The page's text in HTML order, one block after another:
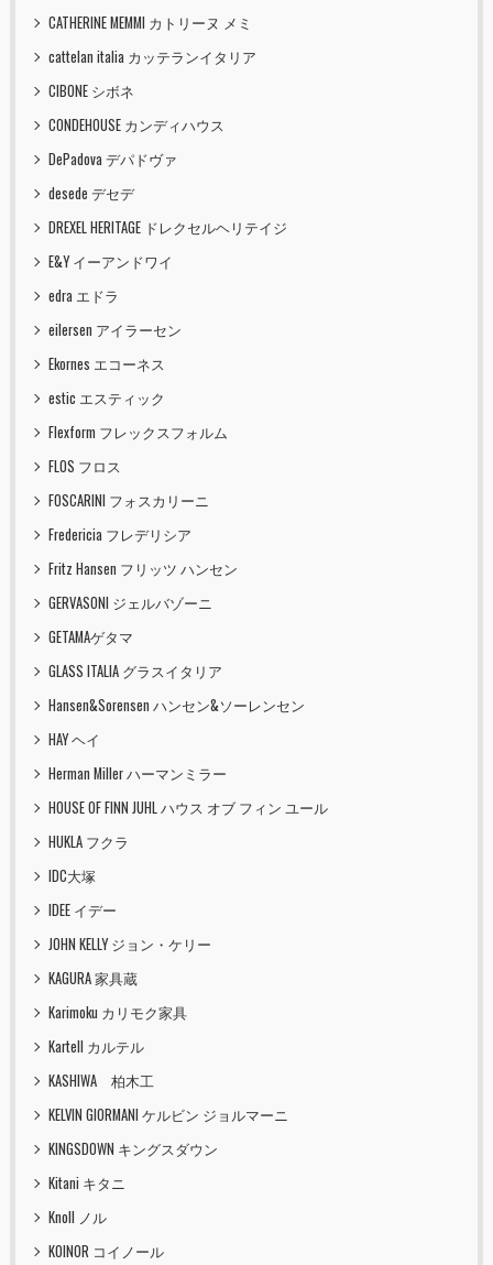
CATHERINE MEMMI カトリーヌ メミ
cattelan italia カッテランイタリア
CIBONE シボネ
CONDEHOUSE カンディハウス
DePadova デパドヴァ
desede デセデ
DREXEL HERITAGE ドレクセルヘリテイジ
E&Y イーアンドワイ
edra エドラ
eilersen アイラーセン
Ekornes エコーネス
estic エスティック
Flexform フレックスフォルム
FLOS フロス
FOSCARINI フォスカリーニ
Fredericia フレデリシア
Fritz Hansen フリッツ ハンセン
GERVASONI ジェルバゾーニ
GETAMAゲタマ
GLASS ITALIA グラスイタリア
Hansen&Sorensen ハンセン&ソーレンセン
HAY ヘイ
Herman Miller ハーマンミラー
HOUSE OF FINN JUHL ハウス オブ フィン ユール
HUKLA フクラ
IDC大塚
IDEE イデー
JOHN KELLY ジョン・ケリー
KAGURA 家具蔵
Karimoku カリモク家具
Kartell カルテル
KASHIWA 柏木工
KELVIN GIORMANI ケルビン ジョルマーニ
KINGSDOWN キングスダウン
Kitani キタニ
Knoll ノル
KOINOR コイノール